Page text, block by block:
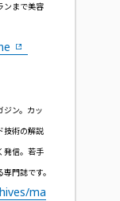
ンまで美容
ジン。カッ
技術の解説
発信。若手
門誌です。
ma